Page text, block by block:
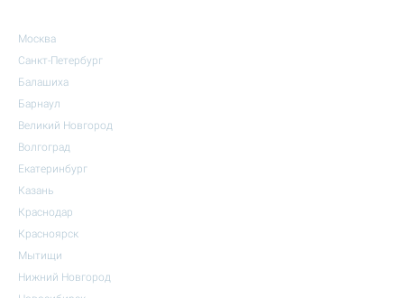
Москва
Санкт-Петербург
Балашиха
Барнаул
Великий Новгород
Волгоград
Екатеринбург
Казань
Краснодар
Красноярск
Мытищи
Нижний Новгород